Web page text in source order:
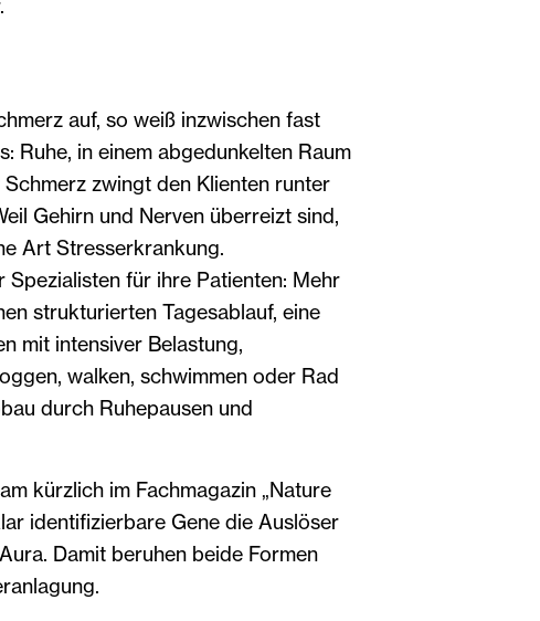
auf, so weiß inzwischen fast
Ruhe, in einem abgedunkelten Raum
zwingt den Klienten runter
Gehirn und Nerven überreizt sind,
Art Stresserkrankung.
für ihre Patienten: Mehr
strukturierten Tagesablauf, eine
mit intensiver Belastung,
walken, schwimmen oder Rad
durch Ruhepausen und
kürzlich im Fachmagazin „Nature
identifizierbare Gene die Auslöser
Damit beruhen beide Formen